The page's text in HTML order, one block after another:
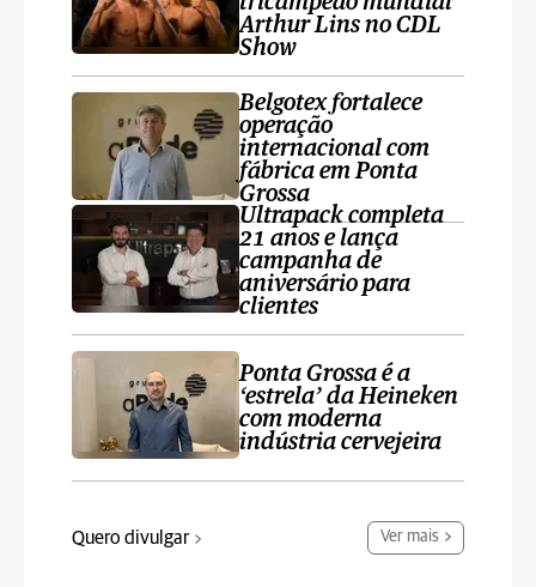
Arthur Lins no CDL
Show
Belgotex fortalece
operação
internacional com
fábrica em Ponta
Grossa
Ultrapack completa
21 anos e lança
campanha de
aniversário para
clientes
Ponta Grossa é a
‘estrela’ da Heineken
com moderna
indústria cervejeira
Quero divulgar Ver mais